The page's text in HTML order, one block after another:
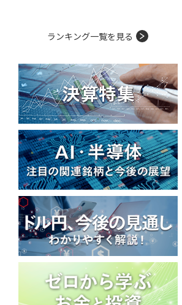
ランキング一覧を見る